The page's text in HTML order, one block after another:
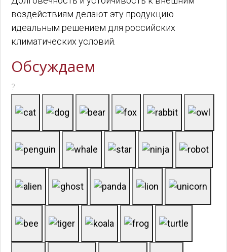
воздействиям делают эту продукцию
идеальным решением для российских
климатических условий.
Обсуждаем
?